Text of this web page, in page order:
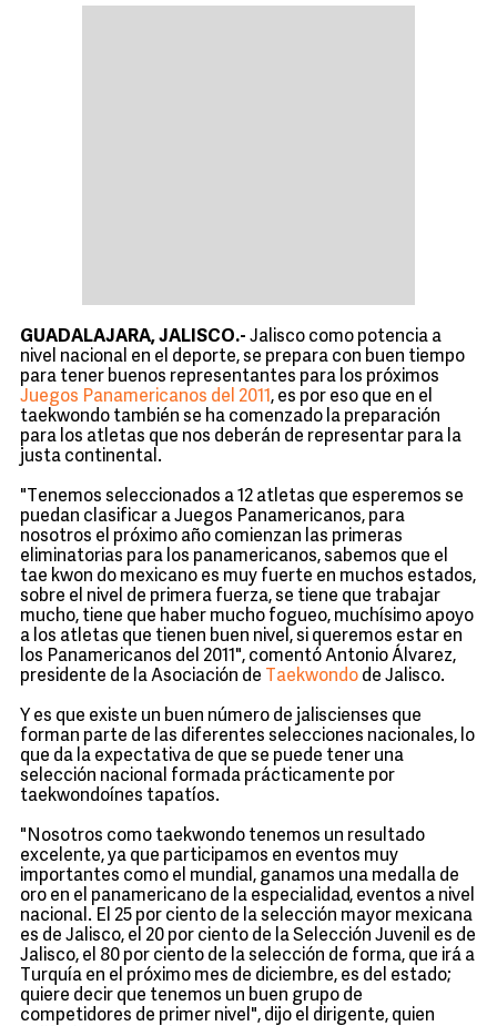
GUADALAJARA, JALISCO.- Jalisco como potencia a
nivel nacional en el deporte, se prepara con buen tiempo
para tener buenos representantes para los próximos
Juegos Panamericanos del 2011, es por eso que en el
taekwondo también se ha comenzado la preparación
para los atletas que nos deberán de representar para la
justa continental.
"Tenemos seleccionados a 12 atletas que esperemos se
puedan clasificar a Juegos Panamericanos, para
nosotros el próximo año comienzan las primeras
eliminatorias para los panamericanos, sabemos que el
tae kwon do mexicano es muy fuerte en muchos estados,
sobre el nivel de primera fuerza, se tiene que trabajar
mucho, tiene que haber mucho fogueo, muchísimo apoyo
a los atletas que tienen buen nivel, si queremos estar en
los Panamericanos del 2011", comentó Antonio Álvarez,
presidente de la Asociación de
Taekwondo de Jalisco.
Y es que existe un buen número de jaliscienses que
forman parte de las diferentes selecciones nacionales, lo
que da la expectativa de que se puede tener una
selección nacional formada prácticamente por
taekwondoínes tapatíos.
"Nosotros como taekwondo tenemos un resultado
excelente, ya que participamos en eventos muy
importantes como el mundial, ganamos una medalla de
oro en el panamericano de la especialidad, eventos a nivel
nacional. El 25 por ciento de la selección mayor mexicana
es de Jalisco, el 20 por ciento de la Selección Juvenil es de
Jalisco, el 80 por ciento de la selección de forma, que irá a
Turquía en el próximo mes de diciembre, es del estado;
quiere decir que tenemos un buen grupo de
competidores de primer nivel", dijo el dirigente, quien